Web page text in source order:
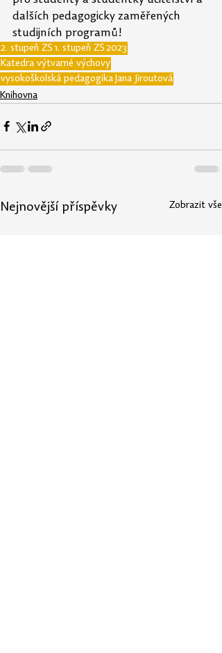
dalších pedagogicky zaměřených
studijních programů!
2. stupeň ZŠ 1. stupeň ZŠ 2023
Katedra výtvarné výchovy
vysokoškolská pedagogika Jana Jiroutová
Knihovna
Nejnovější příspěvky Zobrazit vše